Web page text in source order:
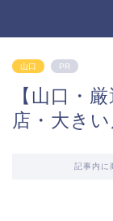
山口 PR
【山口・
店・大き
記事内に